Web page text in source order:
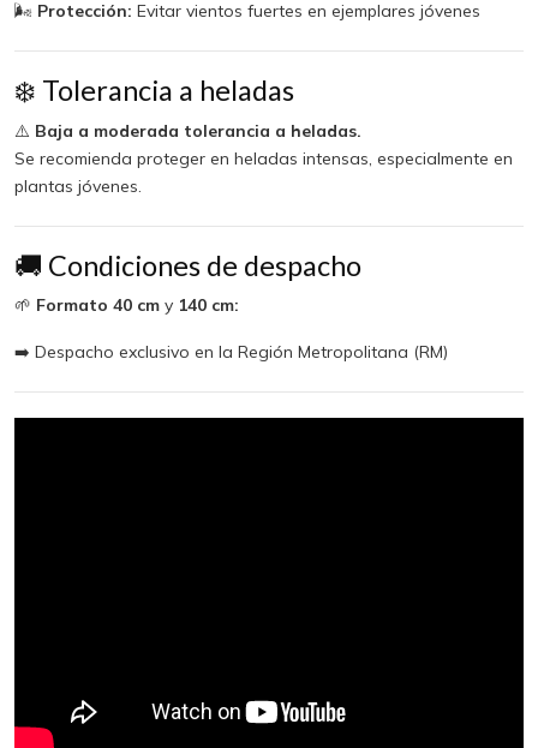
🌬️ Protección: Evitar vientos fuertes en ejemplares jóvenes
❄️ Tolerancia a heladas
⚠️ Baja a moderada tolerancia a heladas.
Se recomienda proteger en heladas intensas, especialmente en
plantas jóvenes.
🚚 Condiciones de despacho
🌱 Formato 40 cmy 140 cm:
➡️ Despacho exclusivo en la Región Metropolitana (RM)